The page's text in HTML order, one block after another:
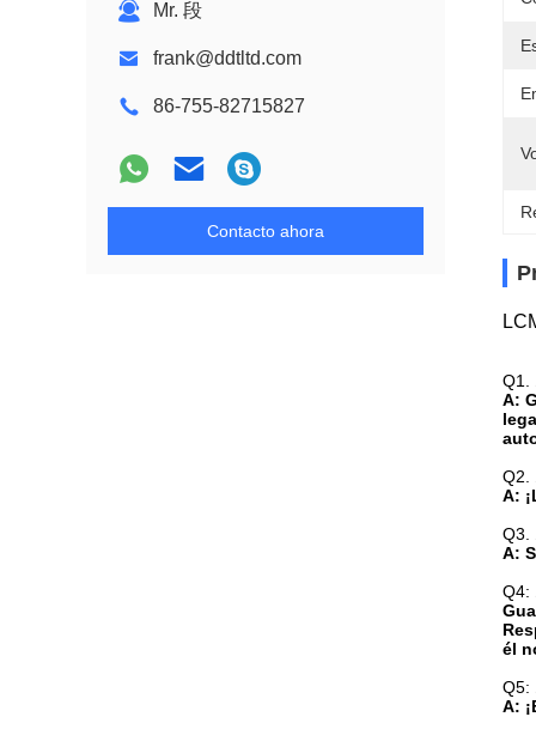
Mr. 段
frank@ddtltd.com
86-755-82715827
Contacto ahora
Q1.
A:
Q2.
A:
Q3.
A:
Q4:
él
Q5:
A: